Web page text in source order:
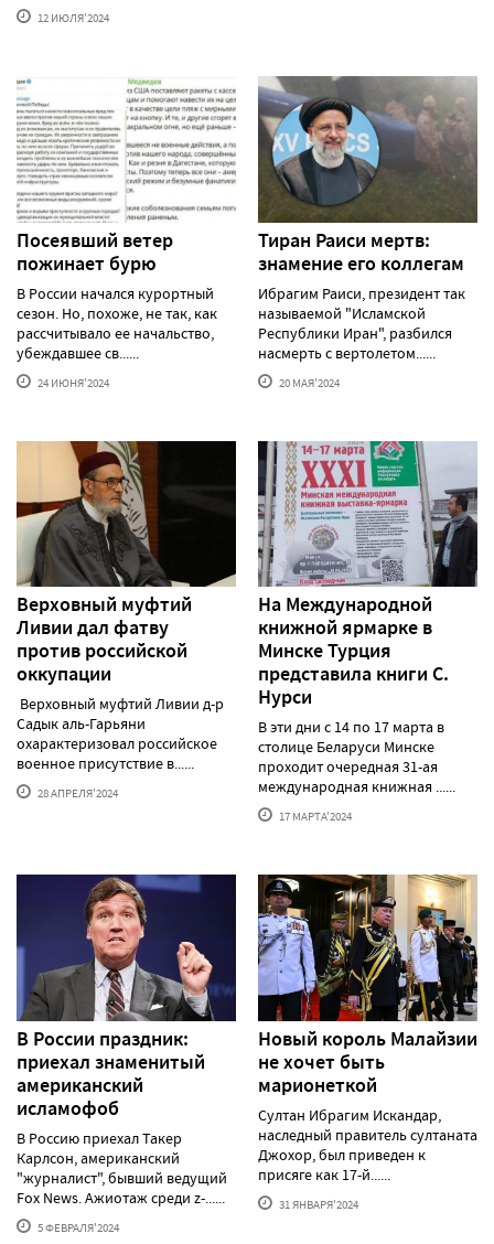
12 ИЮЛЯ'2024
Посеявший ветер
пожинает бурю
В России начался курортный
сезон. Но, похоже, не так, как
рассчитывало ее начальство,
убеждавшее св......
24 ИЮНЯ'2024
Тиран Раиси мертв:
знамение его коллегам
Ибрагим Раиси, президент так
называемой "Исламской
Республики Иран", разбился
насмерть с вертолетом......
20 МАЯ'2024
Верховный муфтий
Ливии дал фатву
против российской
оккупации
Верховный муфтий Ливии д-р
Садык аль-Гарьяни
охарактеризовал российское
военное присутствие в......
28 АПРЕЛЯ'2024
На Международной
книжной ярмарке в
Минске Турция
представила книги С.
Нурси
В эти дни с 14 по 17 марта в
столице Беларуси Минске
проходит очередная 31-ая
международная книжная ......
17 МАРТА'2024
В России праздник:
приехал знаменитый
американский
исламофоб
В Россию приехал Такер
Карлсон, американский
"журналист", бывший ведущий
Fox News. Ажиотаж среди z-......
5 ФЕВРАЛЯ'2024
Новый король Малайзии
не хочет быть
марионеткой
Султан Ибрагим Искандар,
наследный правитель султаната
Джохор, был приведен к
присяге как 17-й......
31 ЯНВАРЯ'2024